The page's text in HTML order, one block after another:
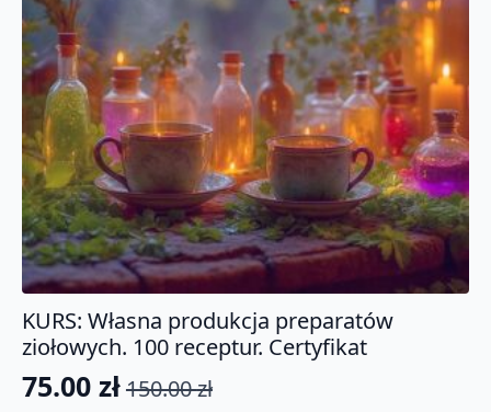
KURS: Własna produkcja preparatów
ziołowych. 100 receptur. Certyfikat
150.00zł
Pierwotna
75.00 zł
Aktualna